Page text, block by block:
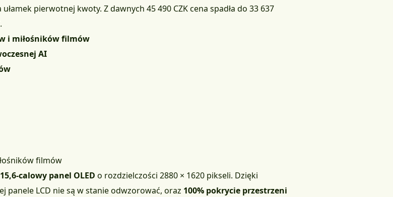
pierwotnej kwoty. Z dawnych 45 490 CZK cena spadła do 33 637
.
i miłośników filmów
AI
filmów
15,6-calowy panel OLED o rozdzielczości 2880 × 1620 pikseli. Dzięki
panele LCD nie są w stanie odwzorować, oraz 100% pokrycie przestrzeni